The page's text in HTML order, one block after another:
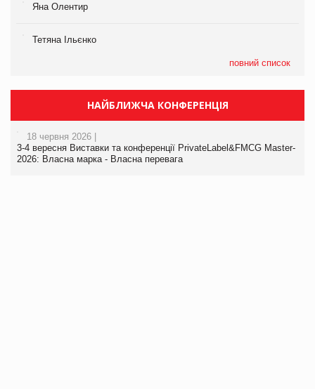
Яна Олентир
Тетяна Ільєнко
повний список
НАЙБЛИЖЧА КОНФЕРЕНЦІЯ
18 червня 2026 |
3-4 вересня Виставки та конференції PrivateLabel&FMCG Master-
2026: Власна марка - Власна перевага